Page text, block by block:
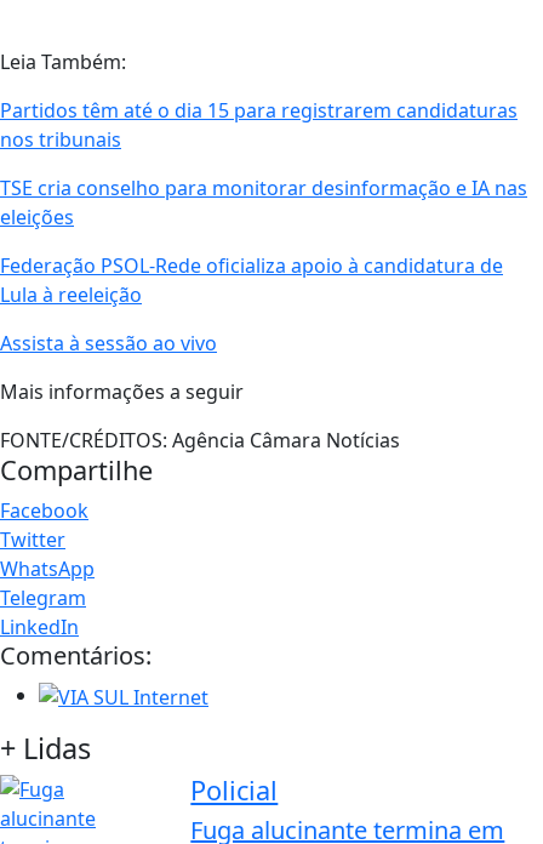
Leia Também:
Partidos têm até o dia 15 para registrarem candidaturas
nos tribunais
TSE cria conselho para monitorar desinformação e IA nas
eleições
Federação PSOL-Rede oficializa apoio à candidatura de
Lula à reeleição
Assista à sessão ao vivo
Mais informações a seguir
FONTE/CRÉDITOS: Agência Câmara Notícias
Compartilhe
Facebook
Twitter
WhatsApp
Telegram
LinkedIn
Comentários:
+ Lidas
Policial
Fuga alucinante termina em